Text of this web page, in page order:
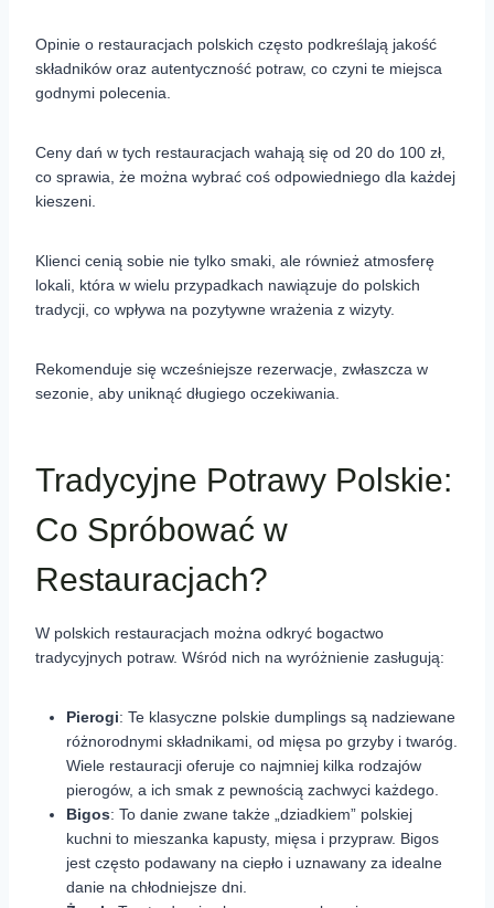
Opinie o restauracjach polskich często podkreślają jakość
składników oraz autentyczność potraw, co czyni te miejsca
godnymi polecenia.
Ceny dań w tych restauracjach wahają się od 20 do 100 zł,
co sprawia, że można wybrać coś odpowiedniego dla każdej
kieszeni.
Klienci cenią sobie nie tylko smaki, ale również atmosferę
lokali, która w wielu przypadkach nawiązuje do polskich
tradycji, co wpływa na pozytywne wrażenia z wizyty.
Rekomenduje się wcześniejsze rezerwacje, zwłaszcza w
sezonie, aby uniknąć długiego oczekiwania.
Tradycyjne Potrawy Polskie:
Co Spróbować w
Restauracjach?
W polskich restauracjach można odkryć bogactwo
tradycyjnych potraw. Wśród nich na wyróżnienie zasługują:
Pierogi: Te klasyczne polskie dumplings są nadziewane
różnorodnymi składnikami, od mięsa po grzyby i twaróg.
Wiele restauracji oferuje co najmniej kilka rodzajów
pierogów, a ich smak z pewnością zachwyci każdego.
Bigos: To danie zwane także „dziadkiem” polskiej
kuchni to mieszanka kapusty, mięsa i przypraw. Bigos
jest często podawany na ciepło i uznawany za idealne
danie na chłodniejsze dni.